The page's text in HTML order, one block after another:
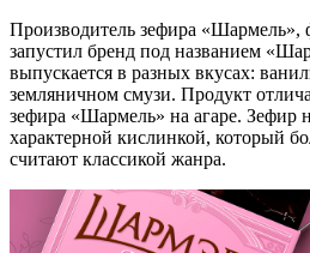
Производитель зефира «Шармель»,
запустил бренд под названием
выпускается в разных вкусах:
земляничном смузи. Продукт
зефира «Шармель» на агаре. Зефир
характерной кислинкой, который
считают классикой жанра.